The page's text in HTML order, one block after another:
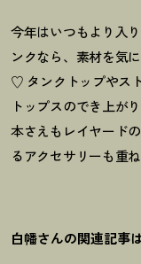
今年はいつもより入
ンクなら、素材を気
♡ タンクトップやス
トップスのでき上が
本さえもレイヤード
るアクセサリーも重
白幡さんの関連記事